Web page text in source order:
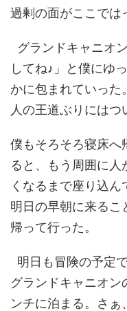
過剰の面がここでは
グランドキャニオ
してね♪」と僕にゆ
かに包まれていった
人の王道ぶりにはつ
僕もそろそろ寝床へ
ると、もう周囲に
くなるまで座り込
明日の早朝に来るこ
帰って行った。
明日も冒険の予定
グランドキャニオン
ンチに泊まる。さぁ